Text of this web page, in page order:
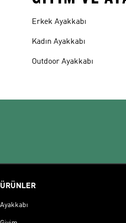
Erkek Ayakkabı
Kadın Ayakkabı
Outdoor Ayakkabı
ÜRÜNLER
Ayakkabı